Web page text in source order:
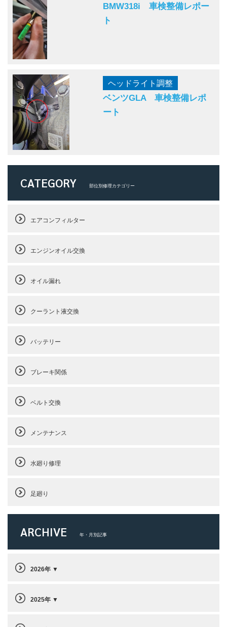
BMW318i 車検整備レポー
ト
ヘッドライト調整
ベンツGLA 車検整備レポ
ート
CATEGORY 部位別修理カテゴリー
エアコンフィルター
エンジンオイル交換
オイル漏れ
クーラント液交換
バッテリー
ブレーキ関係
ベルト交換
メンテナンス
水廻り修理
足廻り
ARCHIVE 年・月別記事
2026年
2025年